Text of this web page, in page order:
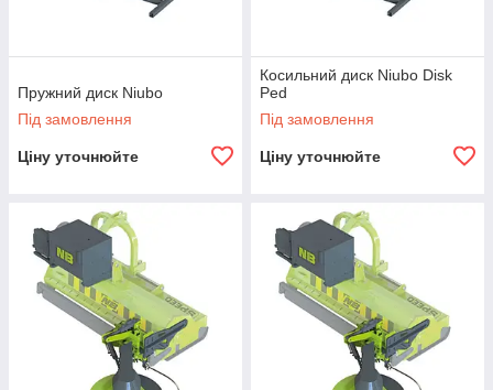
Пружний диск Niubo
Під замовлення
Ціну уточнюйте
Косильний диск Niubo Disk
Ped
Під замовлення
Ціну уточнюйте